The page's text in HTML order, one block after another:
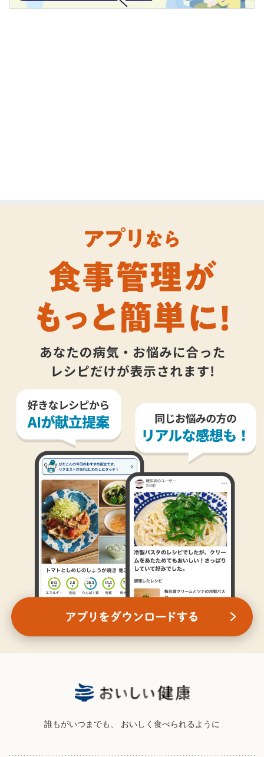
誰もがいつまでも、 おいしく食べられるように